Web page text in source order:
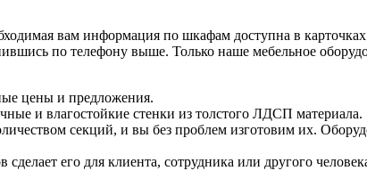
вам информация по шкафам доступна в карточках
по телефону выше. Только наше мебельное
цены и предложения.
и влагостойкие стенки из толстого ЛДСП материала.
секций, и вы без проблем изготовим их.
его для клиента, сотрудника или другого